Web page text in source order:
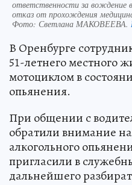
ответственности за вождение
отказ от прохождения
Фото: Светлана МАКОВЕЕВА.
В Оренбурге
51-летнего местного
мотоциклом в
опьянения.
При общении с
обратили внимание
алкогольного
пригласили в
дальнейшего